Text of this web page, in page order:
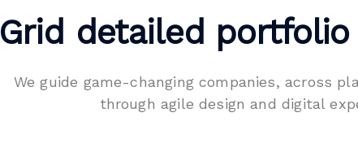
Grid detailed
We guide game-changing companies, across
through agile design and digital